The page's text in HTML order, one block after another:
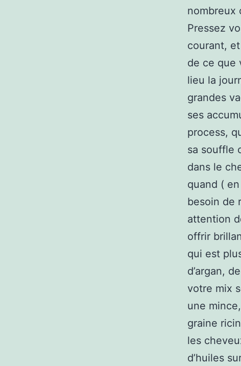
nombreux
Pressez
courant,
de ce que
lieu la
grandes
ses
process,
sa souffle
dans le
quand (
besoin de
attention
offrir
qui est
d’argan,
votre mix
une
graine
les
d’huiles